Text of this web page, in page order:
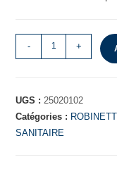
- +
UGS : 25020102
Catégories :
SANITAIRE